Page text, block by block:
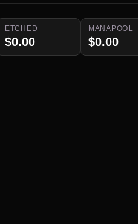
ETCHED
$0.00
MANAPOOL
$0.00